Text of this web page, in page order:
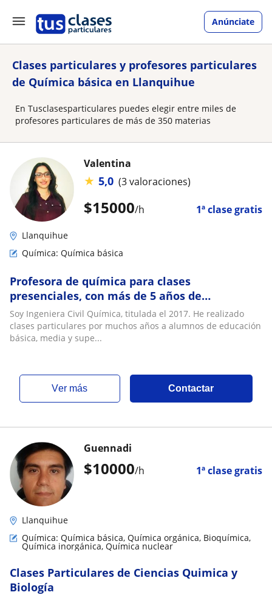
Anúnciate
Clases particulares y profesores particulares
de Química básica en Llanquihue
En Tusclasesparticulares puedes elegir entre miles de
profesores particulares de más de 350 materias
$15000/h 1ª clase gratis
Valentina
★ 5,0 (3 valoraciones)
Llanquihue
Química: Química básica
Profesora de química para clases
presenciales, con más de 5 años de
experiencia
Soy Ingeniera Civil Química, titulada el 2017. He realizado
clases particulares por muchos años a alumnos de educación
básica, media y supe...
ver más Contactar
$10000/h 1ª clase gratis
Guennadi
Llanquihue
Química: Química básica, Química orgánica, Bioquímica,
Química inorgánica, Química nuclear
Clases Particulares de Ciencias Quimica y
Biología